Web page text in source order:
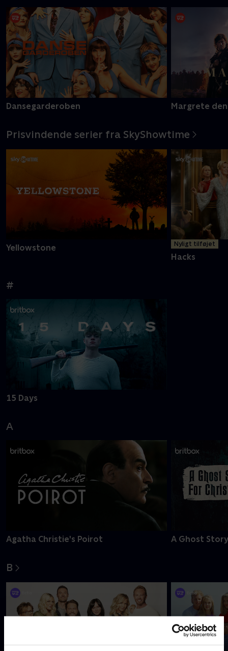
Dansegarderoben Margrete
Prisvindende serier fra SkyShowtime
Yellowstone Nyligt tilføjet
Hacks
#
15 Days
A
Agatha Christie's Poirot A Ghost
B